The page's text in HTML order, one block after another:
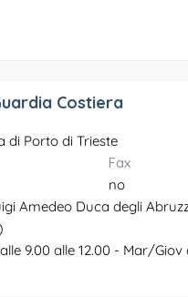
Costiera
di Porto di Trieste
Fax
no
Amedeo Duca degli
9.00 alle 12.00 - Mar/Giov